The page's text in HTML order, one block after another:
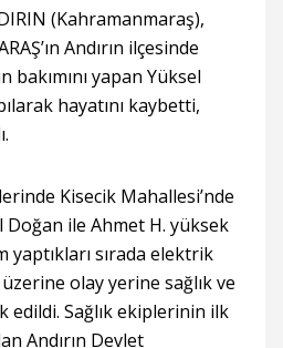
(Kahramanmaraş),
Andırın ilçesinde
bakımını yapan Yüksel
hayatını kaybetti,
Kisecik Mahallesi’nde
Doğan ile Ahmet H. yüksek
yaptıkları sırada elektrik
üzerine olay yerine sağlık ve
edildi. Sağlık ekiplerinin ilk
Andırın Devlet